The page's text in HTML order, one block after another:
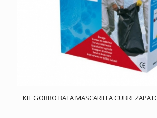
KIT GORRO BATA MASCARILLA